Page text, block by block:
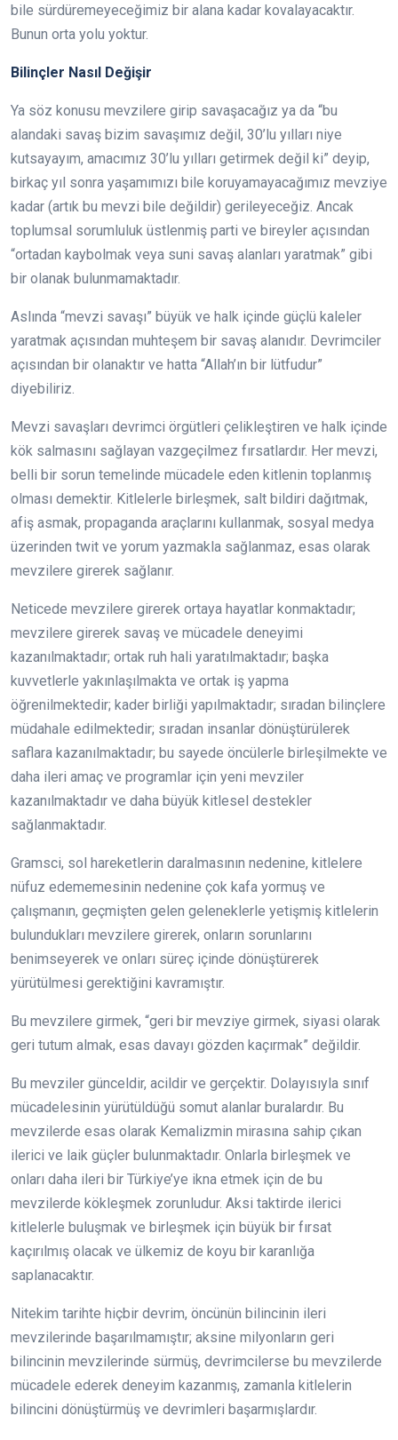
bile sürdüremeyeceğimiz bir alana kadar kovalayacaktır.
Bunun orta yolu yoktur.
Bilinçler Nasıl Değişir
Ya söz konusu mevzilere girip savaşacağız ya da “bu
alandaki savaş bizim savaşımız değil, 30’lu yılları niye
kutsayayım, amacımız 30’lu yılları getirmek değil ki” deyip,
birkaç yıl sonra yaşamımızı bile koruyamayacağımız mevziye
kadar (artık bu mevzi bile değildir) gerileyeceğiz. Ancak
toplumsal sorumluluk üstlenmiş parti ve bireyler açısından
“ortadan kaybolmak veya suni savaş alanları yaratmak” gibi
bir olanak bulunmamaktadır.
Aslında “mevzi savaşı” büyük ve halk içinde güçlü kaleler
yaratmak açısından muhteşem bir savaş alanıdır. Devrimciler
açısından bir olanaktır ve hatta “Allah’ın bir lütfudur”
diyebiliriz.
Mevzi savaşları devrimci örgütleri çelikleştiren ve halk içinde
kök salmasını sağlayan vazgeçilmez fırsatlardır. Her mevzi,
belli bir sorun temelinde mücadele eden kitlenin toplanmış
olması demektir. Kitlelerle birleşmek, salt bildiri dağıtmak,
afiş asmak, propaganda araçlarını kullanmak, sosyal medya
üzerinden twit ve yorum yazmakla sağlanmaz, esas olarak
mevzilere girerek sağlanır.
Neticede mevzilere girerek ortaya hayatlar konmaktadır;
mevzilere girerek savaş ve mücadele deneyimi
kazanılmaktadır; ortak ruh hali yaratılmaktadır; başka
kuvvetlerle yakınlaşılmakta ve ortak iş yapma
öğrenilmektedir; kader birliği yapılmaktadır; sıradan bilinçlere
müdahale edilmektedir; sıradan insanlar dönüştürülerek
saflara kazanılmaktadır; bu sayede öncülerle birleşilmekte ve
daha ileri amaç ve programlar için yeni mevziler
kazanılmaktadır ve daha büyük kitlesel destekler
sağlanmaktadır.
Gramsci, sol hareketlerin daralmasının nedenine, kitlelere
nüfuz edememesinin nedenine çok kafa yormuş ve
çalışmanın, geçmişten gelen geleneklerle yetişmiş kitlelerin
bulundukları mevzilere girerek, onların sorunlarını
benimseyerek ve onları süreç içinde dönüştürerek
yürütülmesi gerektiğini kavramıştır.
Bu mevzilere girmek, “geri bir mevziye girmek, siyasi olarak
geri tutum almak, esas davayı gözden kaçırmak” değildir.
Bu mevziler günceldir, acildir ve gerçektir. Dolayısıyla sınıf
mücadelesinin yürütüldüğü somut alanlar buralardır. Bu
mevzilerde esas olarak Kemalizmin mirasına sahip çıkan
ilerici ve laik güçler bulunmaktadır. Onlarla birleşmek ve
onları daha ileri bir Türkiye’ye ikna etmek için de bu
mevzilerde kökleşmek zorunludur. Aksi taktirde ilerici
kitlelerle buluşmak ve birleşmek için büyük bir fırsat
kaçırılmış olacak ve ülkemiz de koyu bir karanlığa
saplanacaktır.
Nitekim tarihte hiçbir devrim, öncünün bilincinin ileri
mevzilerinde başarılmamıştır; aksine milyonların geri
bilincinin mevzilerinde sürmüş, devrimcilerse bu mevzilerde
mücadele ederek deneyim kazanmış, zamanla kitlelerin
bilincini dönüştürmüş ve devrimleri başarmışlardır.